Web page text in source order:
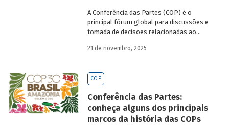
A Conferência das Partes (COP) é o
principal fórum global para discussões e
tomada de decisões relacionadas ao
em vista a urgência cada vez maior do
as discussões das mesas de negociações
saiam do discurso e resultem em
com prazos e recursos definidos.
21 de novembro, 2025
COP
Conferência das Partes:
conheça alguns dos principais
marcos da história das COPs